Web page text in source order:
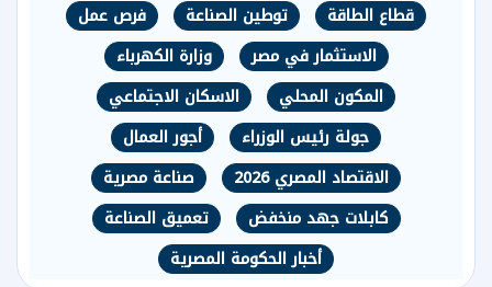
قطاع الطاقة
توطين الصناعة
فرص عمل
الاستثمار في مصر
وزارة الكهرباء
المكون المحلي
الاسكان الاجتماعي
جولة رئيس الوزراء
أجور العمال
الاقتصاد المصري 2026
صناعة مصرية
كابلات جهد منخفض
تعميق الصناعة
أخبار الحكومة المصرية